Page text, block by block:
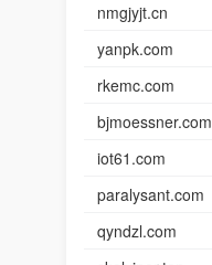
nmgjyjt.cn
yanpk.com
rkemc.com
bjmoessner.com
iot61.com
paralysant.com
qyndzl.com